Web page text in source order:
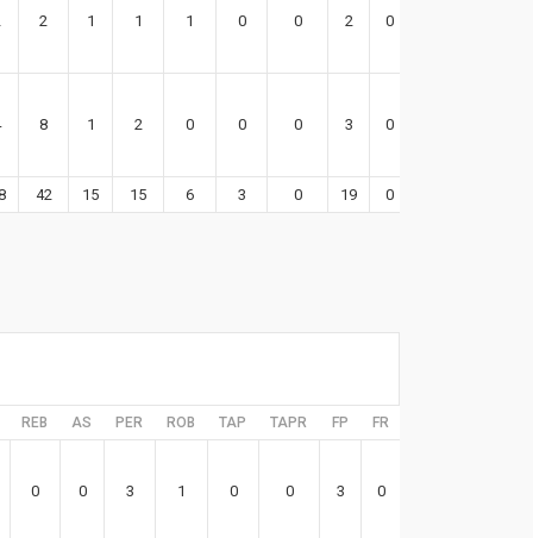
2 1 1 1 0 0 2 0
8 1 2 0 0 0 3 0
42 15 15 6 3 0 19 0
REB AS PER ROB TAP TAPR FP FR
0 0 3 1 0 0 3 0